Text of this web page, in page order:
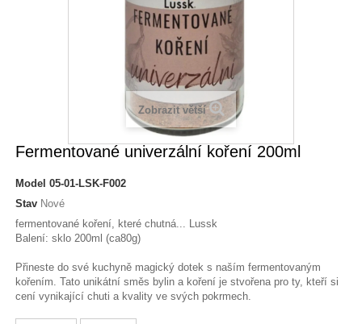
Zobrazit větší
Fermentované univerzální koření 200ml
Model 05-01-LSK-F002
Stav Nové
fermentované koření, které chutná... Lussk
Balení: sklo 200ml (ca80g)
Přineste do své kuchyně magický dotek s naším fermentovaným
kořením. Tato unikátní směs bylin a koření je stvořena pro ty, kteří si
cení vynikající chuti a kvality ve svých pokrmech.